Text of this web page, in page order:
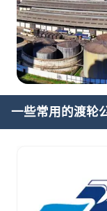
一些常用的渡轮